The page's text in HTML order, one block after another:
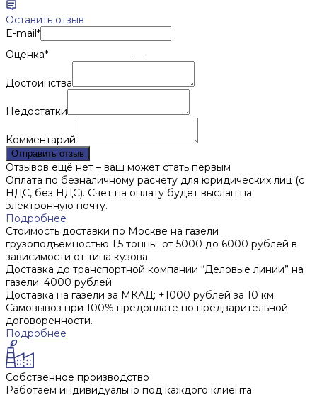
Оставить отзыв
E-mail*
Оценка* —
Достоинства
Недостатки
Комментарий
Отправить отзыв
Отзывов ещё нет – ваш может стать первым
Оплата по безналичному расчету для юридических лиц (с
НДС, без НДС). Счет на оплату будет выслан на
электронную почту.
Подробнее
Стоимость доставки по Москве на газели
грузоподъемностью 1,5 тонны: от 5000 до 6000 рублей в
зависимости от типа кузова.
Доставка до транспортной компании “Деловые линии” на
газели: 4000 рублей.
Доставка на газели за МКАД: +1000 рублей за 10 км.
Самовывоз при 100% предоплате по предварительной
договоренности.
Подробнее
Собственное производство
Работаем индивидуально под каждого клиента